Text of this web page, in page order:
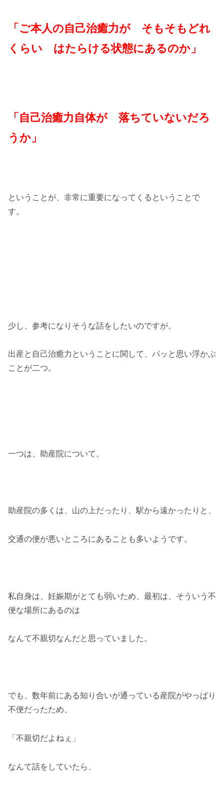
「ご本人の自己治癒力が そもそもどれ
くらい はたらける状態にあるのか」
「自己治癒力自体が 落ちていないだろ
うか」
ということが、非常に重要になってくるということで
す。
少し、参考になりそうな話をしたいのですが。
出産と自己治癒力ということに関して、パッと思い浮かぶ
ことが二つ。
一つは、助産院について。
助産院の多くは、山の上だったり、駅から遠かったりと、
交通の便が悪いところにあることも多いようです。
私自身は、妊娠期がとても弱いため、最初は、そういう不
便な場所にあるのは
なんて不親切なんだと思っていました。
でも、数年前にある知り合いが通っている産院がやっぱり
不便だったため、
「不親切だよねぇ」
なんて話をしていたら、